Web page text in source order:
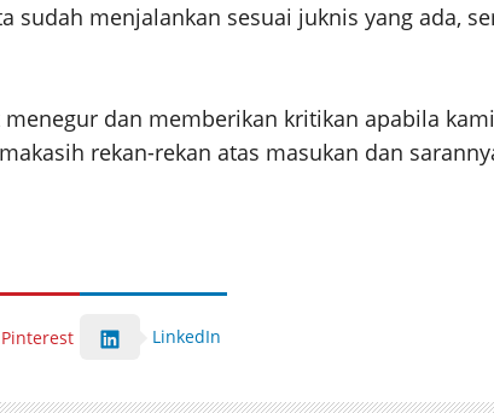
sudah menjalankan sesuai juknis yang ada,
dan memberikan kritikan apabila
rekan-rekan atas masukan dan
Pinterest LinkedIn